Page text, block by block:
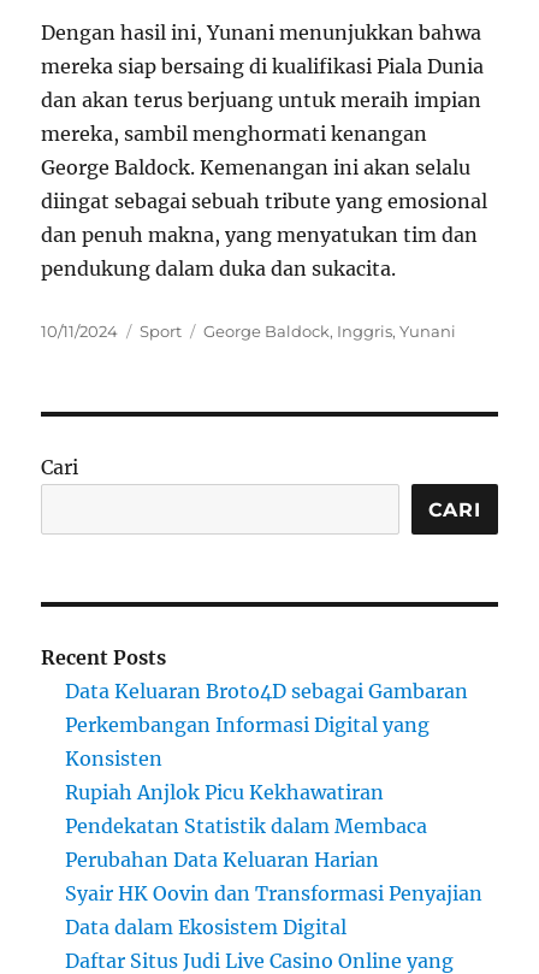
Dengan hasil ini, Yunani menunjukkan bahwa
mereka siap bersaing di kualifikasi Piala Dunia
dan akan terus berjuang untuk meraih impian
mereka, sambil menghormati kenangan
George Baldock. Kemenangan ini akan selalu
diingat sebagai sebuah tribute yang emosional
dan penuh makna, yang menyatukan tim dan
pendukung dalam duka dan sukacita.
Posted
10/11/2024 Categories
Sport Tags
George Baldock, Inggris,Yunani
Cari
CARI
Recent Posts
Data Keluaran Broto4D sebagai Gambaran
Perkembangan Informasi Digital yang
Konsisten
Rupiah Anjlok Picu Kekhawatiran
Pendekatan Statistik dalam Membaca
Perubahan Data Keluaran Harian
Syair HK Oovin dan Transformasi Penyajian
Data dalam Ekosistem Digital
Daftar Situs Judi Live Casino Online yang